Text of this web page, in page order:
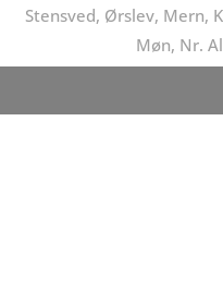
Stensved, Ørslev, Mern,
Møn, Nr.